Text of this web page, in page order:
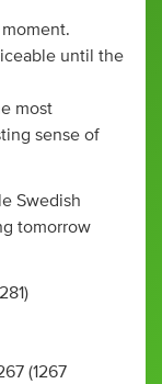
until the
most
sense of
Swedish
tomorrow
(1267